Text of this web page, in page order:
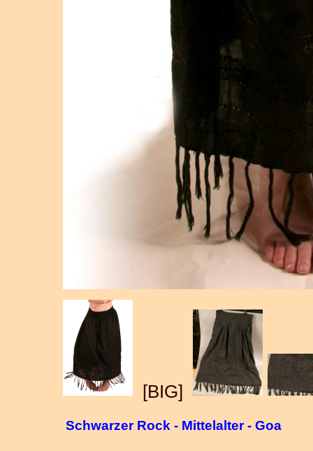
[BIG]
Schwarzer Rock - Mittelalter - Goa